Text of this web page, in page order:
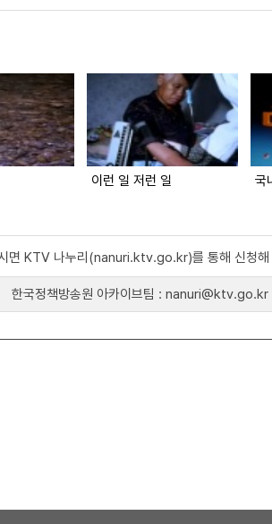
이런 일 저런 일 국
면 KTV 나누리(nanuri.ktv.go.kr)를 통해 신청해
한국정책방송원 아카이브팀 : nanuri@ktv.go.kr